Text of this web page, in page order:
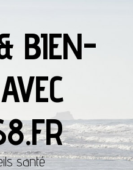
BIEN-
santé